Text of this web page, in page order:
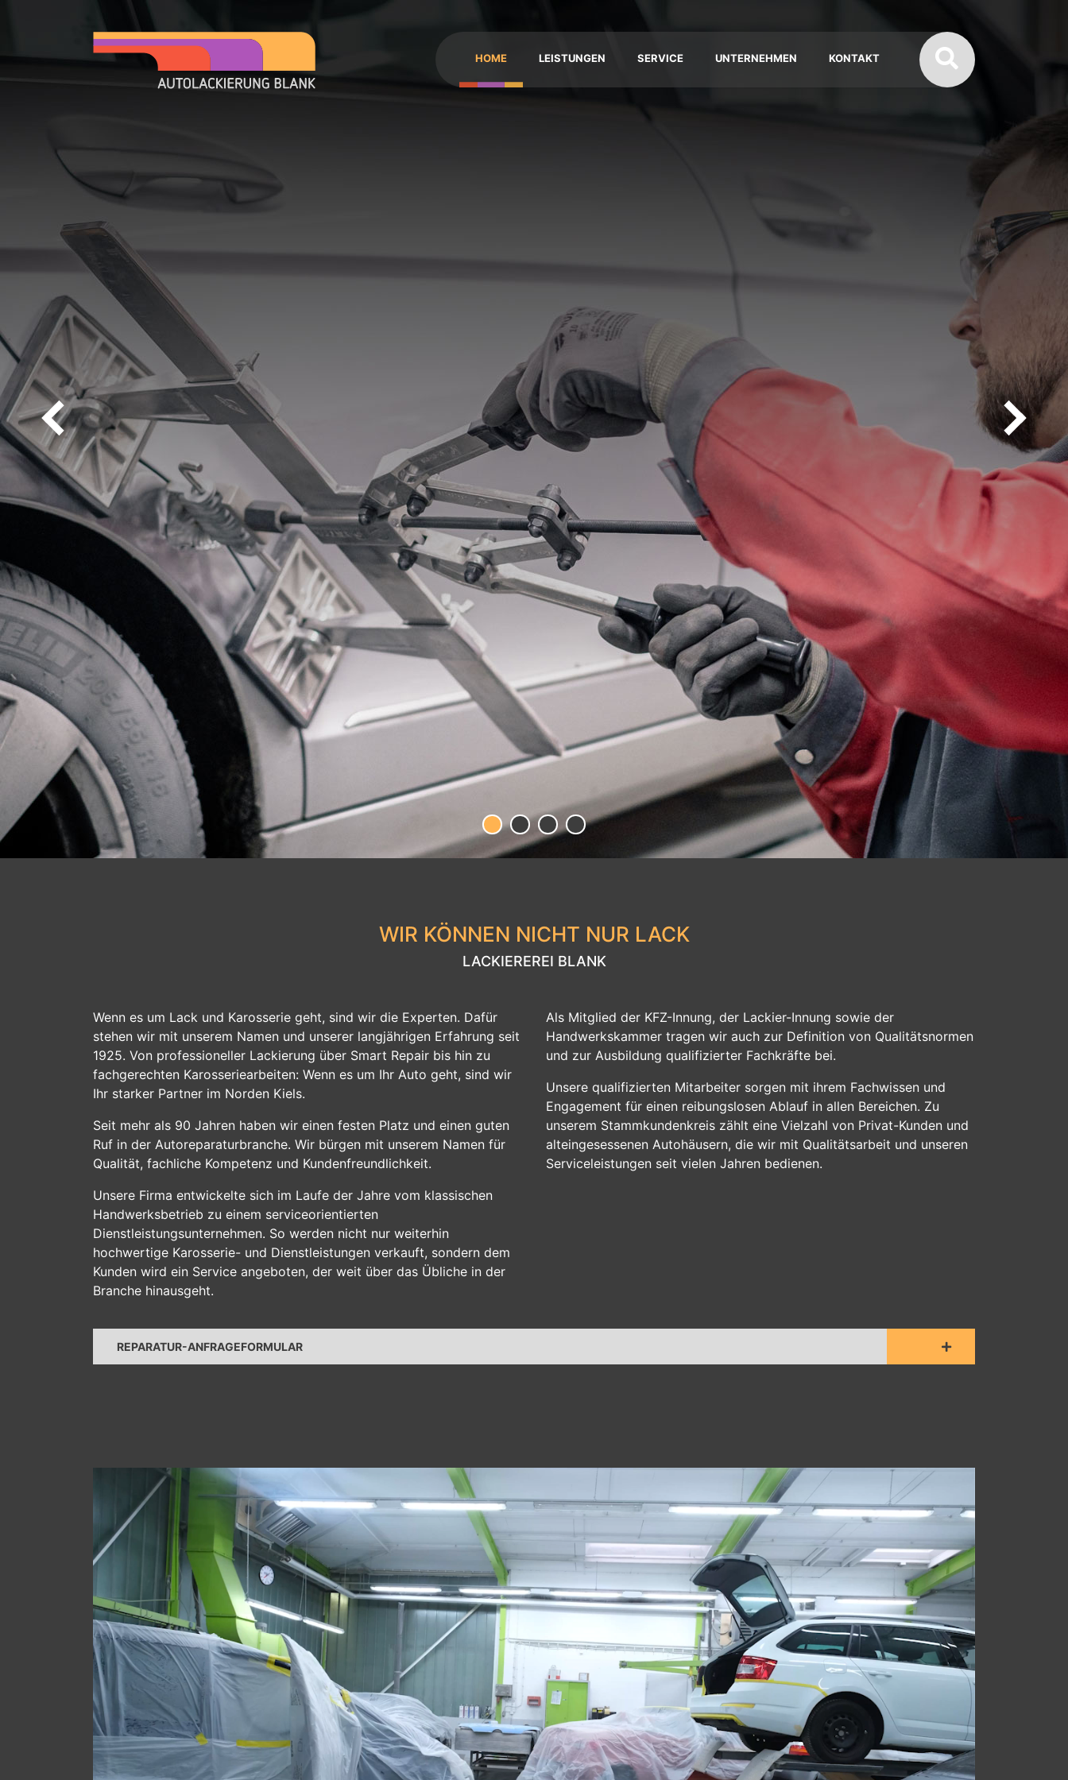
HOME LEISTUNGEN SERVICE UNTERNEHMEN KONTAKT
WIR KÖNNEN NICHT NUR LACK
LACKIEREREI BLANK
Wenn es um Lack und Karosserie geht, sind wir die Experten. Dafür
stehen wir mit unserem Namen und unserer langjährigen Erfahrung seit
1925. Von professioneller Lackierung über Smart Repair bis hin zu
fachgerechten Karosseriearbeiten: Wenn es um Ihr Auto geht, sind wir
Ihr starker Partner im Norden Kiels.
Seit mehr als 90 Jahren haben wir einen festen Platz und einen guten
Ruf in der Autoreparaturbranche. Wir bürgen mit unserem Namen für
Qualität, fachliche Kompetenz und Kundenfreundlichkeit.
Unsere Firma entwickelte sich im Laufe der Jahre vom klassischen
Handwerksbetrieb zu einem serviceorientierten
Dienstleistungsunternehmen. So werden nicht nur weiterhin
hochwertige Karosserie- und Dienstleistungen verkauft, sondern dem
Kunden wird ein Service angeboten, der weit über das Übliche in der
Branche hinausgeht.
Als Mitglied der KFZ-Innung, der Lackier-Innung sowie der
Handwerkskammer tragen wir auch zur Definition von Qualitätsnormen
und zur Ausbildung qualifizierter Fachkräfte bei.
Unsere qualifizierten Mitarbeiter sorgen mit ihrem Fachwissen und
Engagement für einen reibungslosen Ablauf in allen Bereichen. Zu
unserem Stammkundenkreis zählt eine Vielzahl von Privat-Kunden und
alteingesessenen Autohäusern, die wir mit Qualitätsarbeit und unseren
Serviceleistungen seit vielen Jahren bedienen.
REPARATUR-ANFRAGEFORMULAR